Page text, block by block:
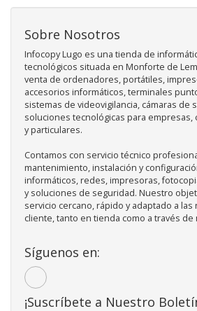
Sobre Nosotros
Infocopy Lugo es una tienda de
tecnológicos situada en Monforte de
venta de ordenadores, portátiles,
accesorios informáticos, terminales
sistemas de videovigilancia, cámaras de
soluciones tecnológicas para empresas,
y particulares.
Contamos con servicio técnico
mantenimiento, instalación y
informáticos, redes, impresoras,
y soluciones de seguridad. Nuestro
servicio cercano, rápido y adaptado a
cliente, tanto en tienda como a través
Síguenos en:
¡Suscríbete a Nuestro